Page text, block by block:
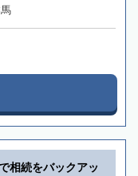
相続をバックアッ